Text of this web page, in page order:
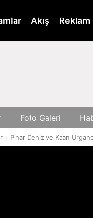
Akış Reklam
Foto Galeri
Pınar Deniz ve Kaan